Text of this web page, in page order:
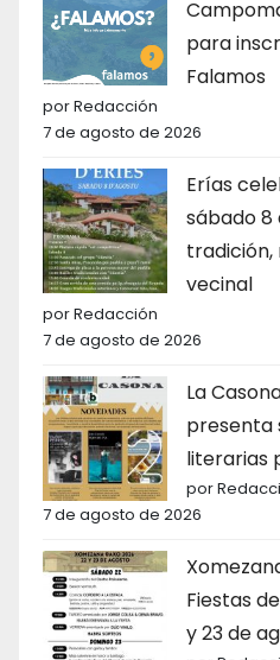
para
Falamos
por Redacción
7 de agosto de 2026
Erías
sábado 8
tradición,
vecinal
por Redacción
7 de agosto de 2026
La
presenta
literarias
por
7 de agosto de 2026
Fiestas
y 23 de